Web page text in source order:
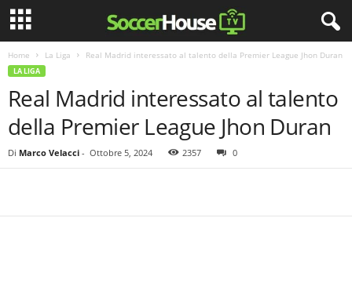
Home La Liga Real Madrid interessato al talento della Premier League Jhon Duran
LA LIGA
Real Madrid interessato al talento
della Premier League Jhon Duran
Di Marco Velacci - Ottobre 5, 2024 2357 0